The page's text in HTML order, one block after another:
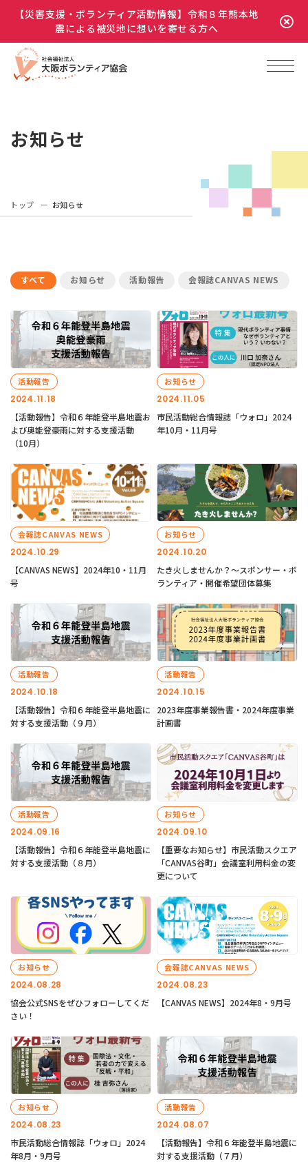
【災害支援・ボランティア活動情報】令和８年熊本地
震による被災地に想いを寄せる方へ
お知らせ
トップ お知らせ
すべて お知らせ 活動報告 会報誌CANVAS NEWS
2024.11.18
活動報告
【活動報告】令和６年能登半島地震お
よび奥能登豪雨に対する支援活動
（10月）
2024.11.05
お知らせ
市民活動総合情報誌「ウォロ」2024
年10月・11月号
2024.10.29
会報誌CANVAS NEWS
【CANVAS NEWS】2024年10・11月
号
2024.10.20
お知らせ
たき火しませんか？～スポンサー・ボ
ランティア・開催希望団体募集
2024.10.18
活動報告
【活動報告】令和６年能登半島地震に
対する支援活動（９月）
2024.10.15
活動報告
2023年度事業報告書・2024年度事業
計画書
2024.09.16
活動報告
【活動報告】令和６年能登半島地震に
対する支援活動（８月）
2024.09.10
お知らせ
【重要なお知らせ】市民活動スクエア
「CANVAS谷町」会議室利用料金の変
更について
2024.08.28
お知らせ
協会公式SNSをぜひフォローしてくだ
さい！
2024.08.23
会報誌CANVAS NEWS
【CANVAS NEWS】2024年8・9月号
2024.08.23
お知らせ
市民活動総合情報誌「ウォロ」2024
年8月・9月号
2024.08.07
活動報告
【活動報告】令和６年能登半島地震に
対する支援活動（７月）